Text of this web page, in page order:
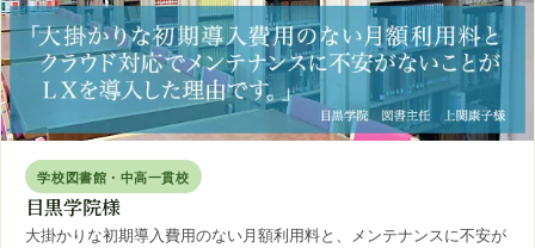
学校図書館・中高一貫校
目黒学院様
大掛かりな初期導入費用のない月額利用料と、メンテナンスに不安が